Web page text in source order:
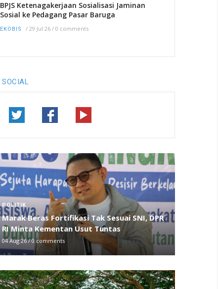
BPJS Ketenagakerjaan Sosialisasi Jaminan
Sosial ke Pedagang Pasar Baruga
EKOBIS / 29 Jul 26 / 0 comments
SOCIAL
POLITIK
Marak Beras Fortifikasi Tak Sesuai SNI, DPR
RI Minta Kementan Usut Tuntas
04 Aug 26/0 comments